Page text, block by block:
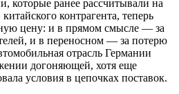
которые ранее рассчитывали на
контрагента, теперь
цену: и в прямом смысле — за
и в переносном — за потерю
отрасль Германии
догоняющей, хотя еще
условия в цепочках поставок.